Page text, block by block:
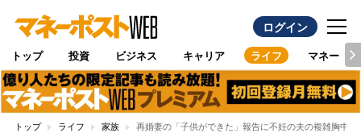
ログイン
トップ 投資 ビジネス キャリア ライフ マネー
トップ ライフ 家族 再婚妻の「子供ができた」報告に不妊の夫の複雑胸中